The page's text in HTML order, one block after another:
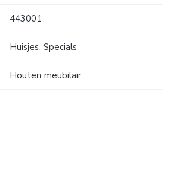
443001
Huisjes, Specials
Houten meubilair